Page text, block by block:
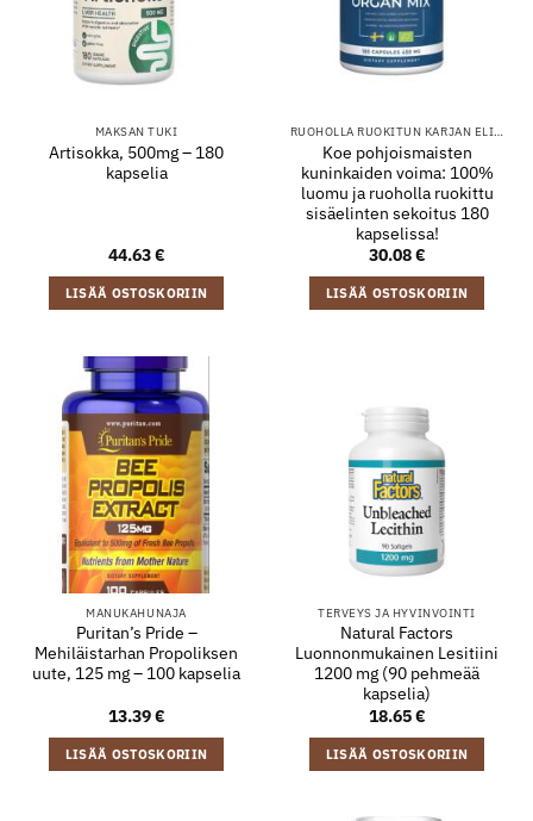
MAKSAN TUKI
Artisokka, 500mg – 180
kapselia
44.63€
LISÄÄ OSTOSKORIIN
RUOHOLLA RUOKITUN KARJAN ELIMET
Koe pohjoismaisten
kuninkaiden voima: 100%
luomu ja ruoholla ruokittu
sisäelinten sekoitus 180
kapselissa!
30.08€
LISÄÄ OSTOSKORIIN
MANUKAHUNAJA
Puritan’s Pride –
Mehiläistarhan Propoliksen
uute, 125 mg – 100 kapselia
13.39€
LISÄÄ OSTOSKORIIN
TERVEYS JA HYVINVOINTI
Natural Factors
Luonnonmukainen Lesitiini
1200 mg (90 pehmeää
kapselia)
18.65€
LISÄÄ OSTOSKORIIN